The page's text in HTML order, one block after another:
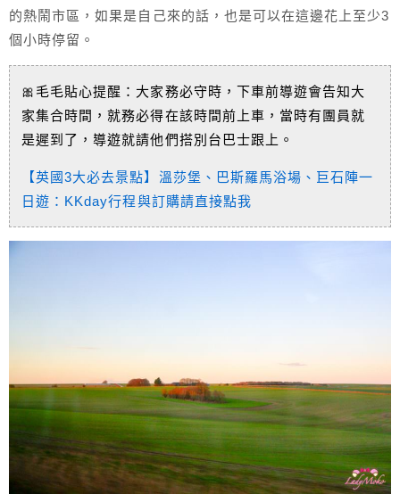
的熱鬧市區，如果是自己來的話，也是可以在這邊花上至少3
個小時停留。
🎀毛毛貼心提醒：大家務必守時，下車前導遊會告知大
家集合時間，就務必得在該時間前上車，當時有團員就
是遲到了，導遊就請他們搭別台巴士跟上。
【英國3大必去景點】溫莎堡、巴斯羅馬浴場、巨石陣一
日遊：KKday行程與訂購請直接點我